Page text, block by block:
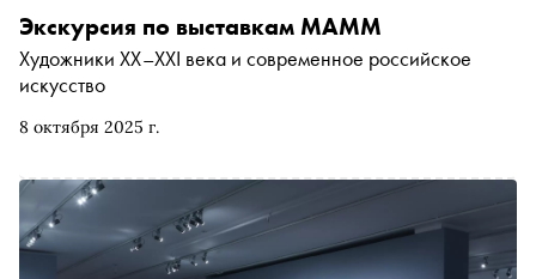
8 октября 2025 г.
Экскурсия по выставкам МАММ
Художники ХХ–XXI века и современное российское
искусство